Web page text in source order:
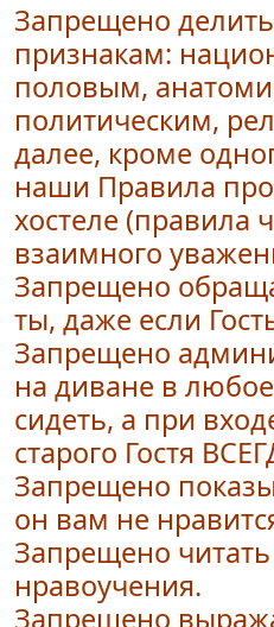
Запрещено
признакам:
половым,
политическим,
далее, кроме
наши Правила
хостеле (правила
взаимного
Запрещено
ты, даже если
Запрещено
на диване в
сидеть, а при
старого Гостя
Запрещено
он вам не
Запрещено
нравоучения.
Запрещено